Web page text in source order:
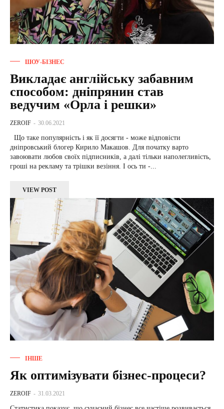
ШОУ-БІЗНЕС
Викладає англійську забавним
способом: дніпрянин став
ведучим «Орла і решки»
ZEROIF - 30.06.2021
дніпровський блогер Кирило Макашов. Для початку варто
завоювати любов своїх підписників, а далі тільки наполегливість,
гроші на рекламу та трішки везіння. І ось ти -...
VIEW POST
ІНШЕ
Як оптимізувати бізнес-процеси?
ZEROIF - 31.03.2021